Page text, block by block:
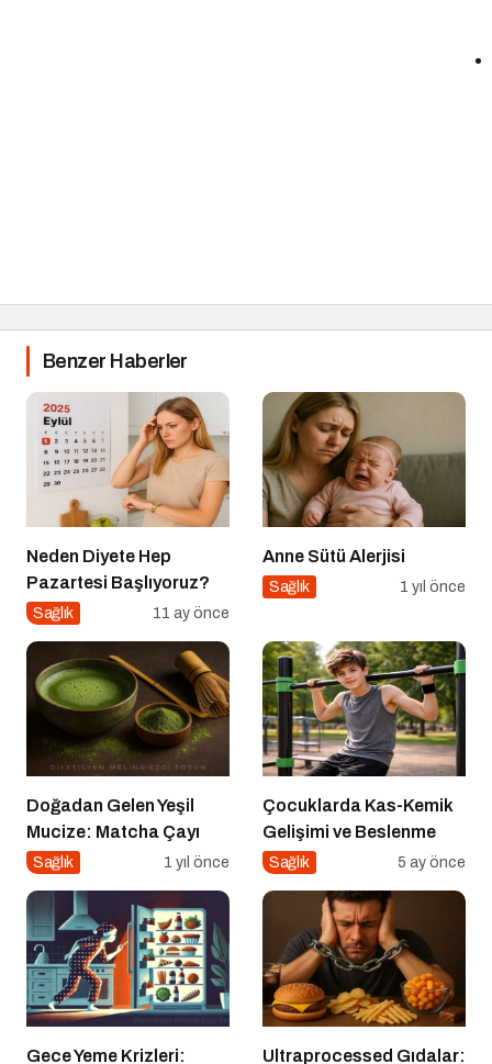
Benzer Haberler
Neden Diyete Hep
Pazartesi Başlıyoruz?
Sağlık 11 ay önce
Anne Sütü Alerjisi
Sağlık 1 yıl önce
Doğadan Gelen Yeşil
Mucize: Matcha Çayı
Sağlık 1 yıl önce
Çocuklarda Kas-Kemik
Gelişimi ve Beslenme
Sağlık 5 ay önce
Gece Yeme Krizleri:
Ultraprocessed Gıdalar: